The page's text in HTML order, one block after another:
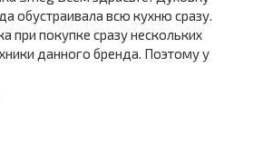
обустраивала всю кухню сразу.
при покупке сразу нескольких
данного бренда. Поэтому у